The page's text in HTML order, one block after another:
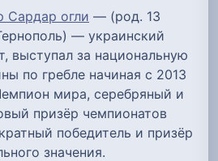
Сардар огли — (род. 13
— украинский
выступал за национальную
по гребле начиная с 2013
мира, серебряный и
призёр чемпионатов
победитель и призёр
значения.